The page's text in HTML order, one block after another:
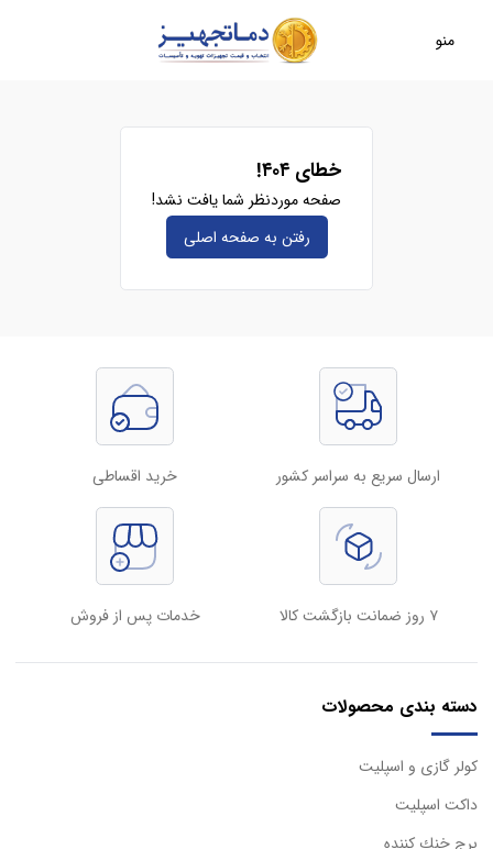
منو
خطای ۴۰۴!
صفحه موردنظر شما یافت نشد!
رفتن به صفحه‌ اصلی
ارسال سریع به سراسر کشور خرید اقساطی
۷ روز ضمانت بازگشت کالا خدمات پس از فروش
دسته بندی محصولات
كولر گازی و اسپليت
داكت اسپليت
برج خنك كننده